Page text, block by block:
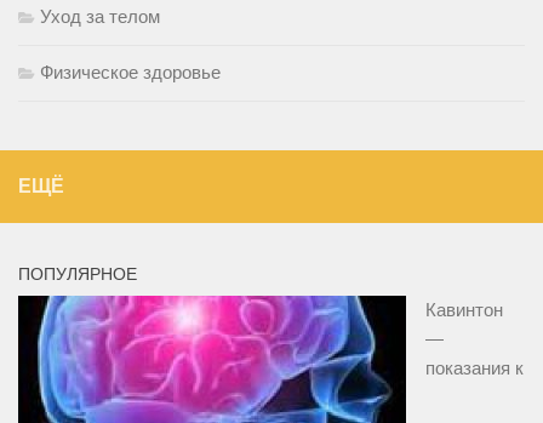
Уход за телом
Физическое здоровье
ЕЩЁ
ПОПУЛЯРНОЕ
Кавинтон
—
показания к